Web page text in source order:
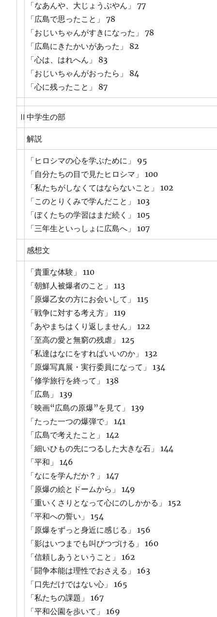
「なあんや、大じょうぶやん」 77
「広島で思ったこと」 78
「おじいちゃんがすきになった」 78
「広島にきたかいがあった」 82
「心は、はれへん」 83
「おじいちゃんがおったら」 84
「心に残ったこと」 87
Ⅱ中学生の部
解説
「ヒロシマの心を学ぶために」 95
「自分たちの目で見たヒロシマ」 100
「私たちがしなくてはならないこと」 102
「このとりくみで学んだこと」 103
「ぼくたちの学習はまだ続く」 105
「三年生といっしょに広島へ」 107
感想文
「貴重な体験」 110
「朝鮮人被爆者のこと」 113
「原爆乙女の方にお会いして」 115
「戦争に対する考え方」 119
「あやまちはくり返しません」 122
「至高の愛と無窮の残虐」 125
「私達はなにをすればいいのか」 132
「原爆写真展・実行委員になって」 134
「修学旅行を終って」 138
「広島」 139
「映画“広島の原爆”を見て」 139
「たった一つの爆弾で」 141
「広島で考えたこと」 142
「細いひもの先につるした大きな石」 144
「平和」 146
「なにを学んだか？」 147
「原爆の絵とドームから」 149
「重いくさりとなって心にのしかかる」 152
「平和への誓い」 154
「原爆をずっと身近に感じる」 156
「影はいつまでも叫びつづける」 160
「信頼しあうということ」 162
「闘争本能は理性でおさえる」 163
「口先だけではない心」 165
「私たちの課題」 167
「平和公園を歩いて」 169